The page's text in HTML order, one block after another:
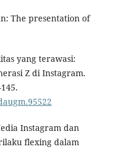
The presentation of
yang terawasi:
Z di Instagram.
Instagram dan
flexing dalam